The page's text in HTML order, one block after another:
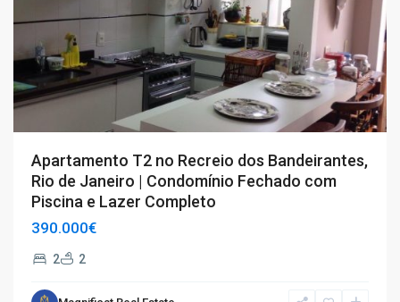
Apartamento T2 no Recreio dos Bandeirantes,
Rio de Janeiro | Condomínio Fechado com
Piscina e Lazer Completo
390.000€
2 2